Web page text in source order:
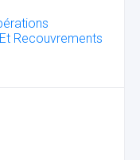
Recouvrements